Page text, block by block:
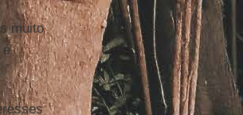
muito
é